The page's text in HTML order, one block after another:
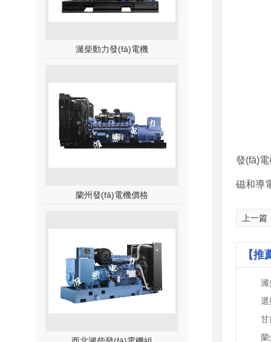
濰柴動力發(fā)電機
蘭州發(fā)電機價格
發(fā)電
磁和導
上一篇
【推
濰
選
蘭